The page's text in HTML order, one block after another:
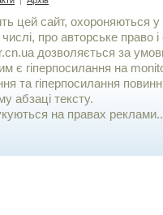
цей сайт, охороняються у
про авторське право і
дозволяється за
є гiперпосилання на
та гіперпосилання
абзаці тексту.
на правах реклами..